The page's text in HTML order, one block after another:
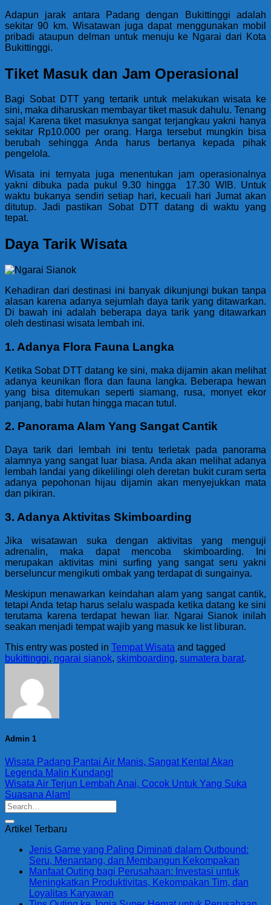
Adapun jarak antara Padang dengan Bukittinggi adalah
sekitar 90 km. Wisatawan juga dapat menggunakan mobil
pribadi ataupun delman untuk menuju ke Ngarai dari Kota
Bukittinggi.
Tiket Masuk dan Jam Operasional
Bagi Sobat DTT yang tertarik untuk melakukan wisata ke
sini, maka diharuskan membayar tiket masuk dahulu. Tenang
saja! Karena tiket masuknya sangat terjangkau yakni hanya
sekitar Rp10.000 per orang. Harga tersebut mungkin bisa
berubah sehingga Anda harus bertanya kepada pihak
pengelola.
Wisata ini ternyata juga menentukan jam operasionalnya
yakni dibuka pada pukul 9.30 hingga 17.30 WIB. Untuk
waktu bukanya sendiri setiap hari, kecuali hari Jumat akan
ditutup. Jadi pastikan Sobat DTT datang di waktu yang
tepat.
Daya Tarik Wisata
Kehadiran dari destinasi ini banyak dikunjungi bukan tanpa
alasan karena adanya sejumlah daya tarik yang ditawarkan.
Di bawah ini adalah beberapa daya tarik yang ditawarkan
oleh destinasi wisata lembah ini.
1. Adanya Flora Fauna Langka
Ketika Sobat DTT datang ke sini, maka dijamin akan melihat
adanya keunikan flora dan fauna langka. Beberapa hewan
yang bisa ditemukan seperti siamang, rusa, monyet ekor
panjang, babi hutan hingga macan tutul.
2. Panorama Alam Yang Sangat Cantik
Daya tarik dari lembah ini tentu terletak pada panorama
alamnya yang sangat luar biasa. Anda akan melihat adanya
lembah landai yang dikelilingi oleh deretan bukit curam serta
adanya pepohonan hijau dijamin akan menyejukkan mata
dan pikiran.
3. Adanya Aktivitas Skimboarding
Jika wisatawan suka dengan aktivitas yang menguji
adrenalin, maka dapat mencoba skimboarding. Ini
merupakan aktivitas mini surfing yang sangat seru yakni
berseluncur mengikuti ombak yang terdapat di sungainya.
Meskipun menawarkan keindahan alam yang sangat cantik,
tetapi Anda tetap harus selalu waspada ketika datang ke sini
terutama karena terdapat hewan liar. Ngarai Sianok inilah
seakan menjadi tempat wajib yang masuk ke list liburan.
This entry was posted in Tempat Wisata and tagged
bukittinggi, ngarai sianok, skimboarding, sumatera barat.
Admin 1
Wisata Padang Pantai Air Manis, Sangat Kental Akan
Legenda Malin Kundang!
Wisata Air Terjun Lembah Anai, Cocok Untuk Yang Suka
Suasana Alam!
Artikel Terbaru
Jenis Game yang Paling Diminati dalam Outbound:
Seru, Menantang, dan Membangun Kekompakan
Manfaat Outing bagi Perusahaan: Investasi untuk
Meningkatkan Produktivitas, Kekompakan Tim, dan
Loyalitas Karyawan